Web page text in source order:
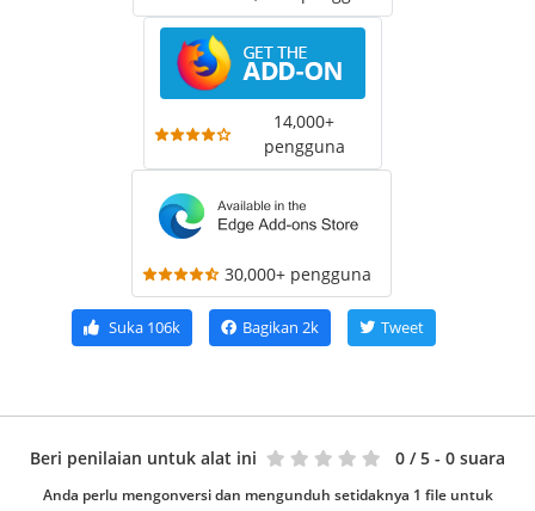
14,000+
pengguna
30,000+ pengguna
Suka106k Bagikan 2k Tweet
Beri penilaian untuk alat ini 0 / 5 - 0 suara
Anda perlu mengonversi dan mengunduh setidaknya 1 file untuk